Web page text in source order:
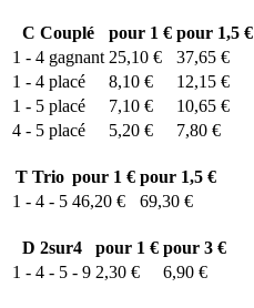
C Couplé pour 1 € pour 1,5 €
1 - 4 gagnant 25,10 €
37,65 €
1 - 4 placé 8,10 €
12,15 €
1 - 5 placé 7,10 €
10,65 €
4 - 5 placé 5,20 € 7,80 €
T Trio pour 1 € pour 1,5 €
1 - 4 - 5 46,20 € 69,30 €
D 2sur4 pour 1 € pour 3 €
1 - 4 - 5 - 9 2,30 € 6,90 €